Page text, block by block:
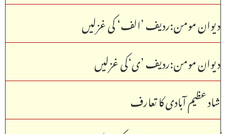
دیوان مومن:ردیف ’الف‘ کی غزلیں
دیوان مومن:ردیف ’ی‘کی غزلیں
شاد عظیم آبادی کا تعارف